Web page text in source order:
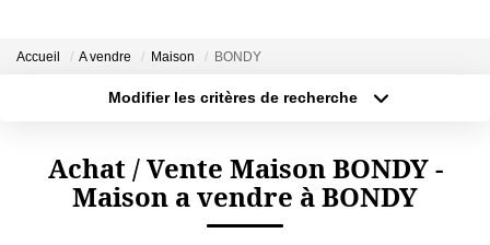
CONSEILS
Accueil A vendre Maison BONDY
Modifier les critères de recherche
Surface min Budget max
Achat / Vente Maison BONDY -
Maison a vendre à BONDY